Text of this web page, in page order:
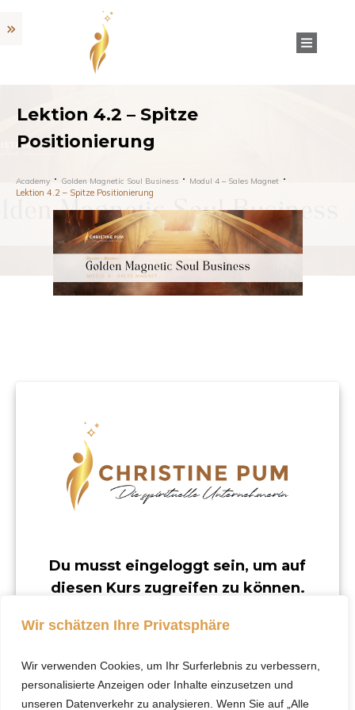
Wir schätzen Ihre Privatsphäre
Wir verwenden Cookies, um Ihr Surferlebnis zu verbessern,
personalisierte Anzeigen oder Inhalte einzusetzen und
unseren Datenverkehr zu analysieren. Wenn Sie auf „Alle
Lektion 4.2 – Spitze
Positionierung
Academy Golden Magnetic Soul Business Modul 4 – Sales Magnet
Lektion 4.2 – Spitze Positionierung
Du musst eingeloggt sein, um auf
diesen Kurs zugreifen zu können.
verfügbar.
Klicke hier, um dich
einzuloggen.